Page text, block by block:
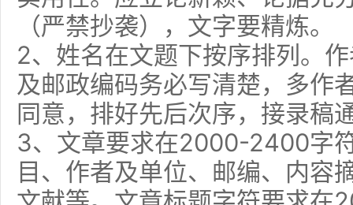
（严禁抄袭），文字要精炼。
2、姓名在文题下按序排列。
及邮政编码务必写清楚，多作
同意，排好先后次序，接录稿
3、文章要求在2000-2400字
目、作者及单位、邮编、内容